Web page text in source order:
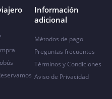
Información
adicional
Métodos de pago
Preguntas frecuentes
Términos y Condiciones
Aviso de Privacidad